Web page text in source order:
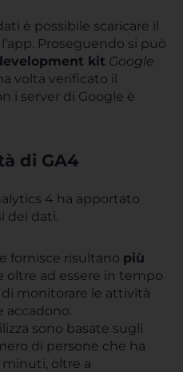
è possibile scaricare il
Proseguendo si può
kit Google
volta verificato il
i server di Google è
di GA4
4 ha apportato
dei dati.
fornisce risultano più
oltre ad essere in tempo
monitorare le attività
accadono.
sono basate sugli
di persone che ha
oltre a